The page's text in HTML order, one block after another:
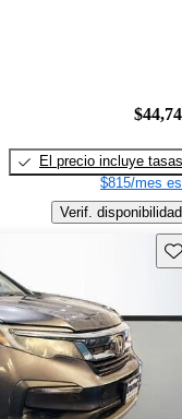
El precio incluye tasas
$815/mes
Verif. disponibilidad